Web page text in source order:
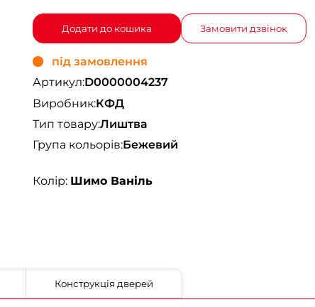
Додати до кошика Замовити дзвінок
під замовлення
Артикул:D0000004237
Виробник:КФД
Тип товару:Лиштва
Група кольорів:Бежевий
Колір: Шимо Ваніль
Конструкція дверей